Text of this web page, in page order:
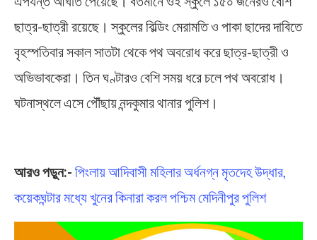
ছাত্র-ছাত্রী রয়েছে। স্কুলের বিল্ডিং মেরামতি ও পাকা ছাদের দাবিতে
বৃহস্পতিবার সকাল সাতটা থেকে পথ অবরোধ করে ছাত্র-ছাত্রী ও
অভিভাবকেরা। তিন ঘণ্টারও বেশি সময় ধরে চলে পথ অবরোধ।
ঘটনাস্থলে এসে পৌঁছায় নন্দকুমার থানার পুলিশ।
আরও পড়ুন:- পিংলায় আদিবাসী মহিলার অর্ধনগ্ন মৃতদেহ উদ্ধার,
কয়েকঘন্টার মধ্যে খুনের কিনারা করল পশ্চিম মেদিনীপুর পুলিশ